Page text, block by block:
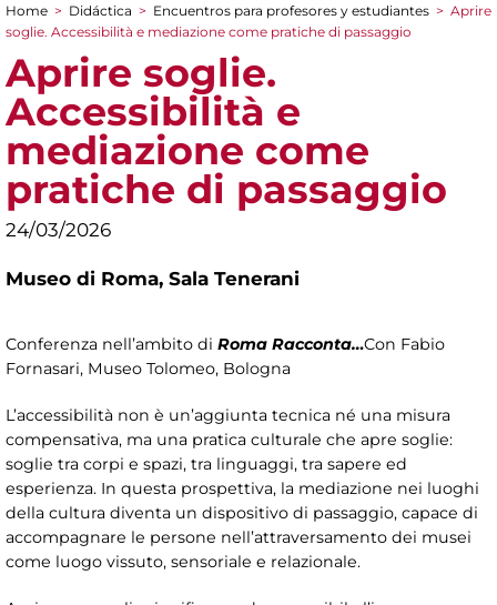
You are here
Home > Didáctica > Encuentros para profesores y estudiantes > Aprire
soglie. Accessibilità e mediazione come pratiche di passaggio
Aprire soglie.
Accessibilità e
mediazione come
pratiche di passaggio
24/03/2026
Museo di Roma, Sala Tenerani
Conferenza nell’ambito di Roma Racconta…Con Fabio
Fornasari, Museo Tolomeo, Bologna
L’accessibilità non è un’aggiunta tecnica né una misura
compensativa, ma una pratica culturale che apre soglie:
soglie tra corpi e spazi, tra linguaggi, tra sapere ed
esperienza. In questa prospettiva, la mediazione nei luoghi
della cultura diventa un dispositivo di passaggio, capace di
accompagnare le persone nell’attraversamento dei musei
come luogo vissuto, sensoriale e relazionale.